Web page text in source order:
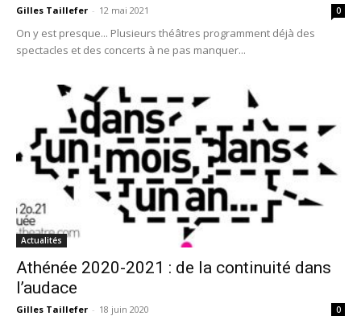
Gilles Taillefer - 12 mai 2021 0
On y est presque... Plusieurs théâtres programment déjà des
spectacles et des concerts à ne pas manquer...
Actualités
Athénée 2020-2021 : de la continuité dans
l’audace
Gilles Taillefer - 18 juin 2020 0